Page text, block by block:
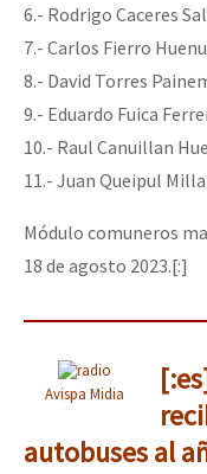
6.- Rodrigo Caceres
7.- Carlos Fierro
8.- David Torres
9.- Eduardo Fuica
10.- Raul Canuillan
11.- Juan Queipul
Módulo comuneros
18 de agosto 2023.[:]
Avispa Midia
autobuses al